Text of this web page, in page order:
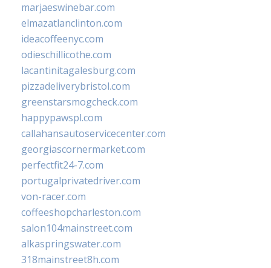
marjaeswinebar.com
elmazatlanclinton.com
ideacoffeenyc.com
odieschillicothe.com
lacantinitagalesburg.com
pizzadeliverybristol.com
greenstarsmogcheck.com
happypawspl.com
callahansautoservicecenter.com
georgiascornermarket.com
perfectfit24-7.com
portugalprivatedriver.com
von-racer.com
coffeeshopcharleston.com
salon104mainstreet.com
alkaspringswater.com
318mainstreet8h.com